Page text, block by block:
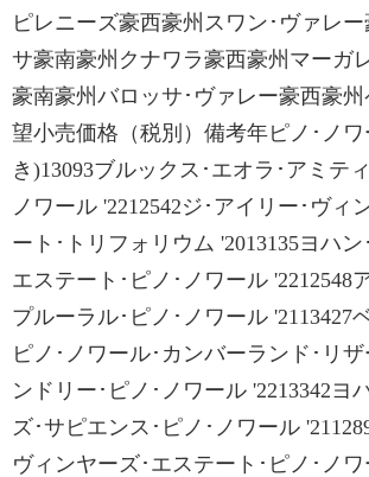
ピレニーズ豪西豪州スワン･ヴァレ
サ豪南豪州クナワラ豪西豪州マーガ
豪南豪州バロッサ･ヴァレー豪西豪
望小売価格（税別）備考年ピノ･ノ
き)13093ブルックス･エオラ･アミテ
ノワール '2212542ジ･アイリー･ヴィ
ート･トリフォリウム '2013135ヨハ
エステート･ピノ･ノワール '2212548
プルーラル･ピノ･ノワール '2113427
ピノ･ノワール･カンバーランド･リザ
ンドリー･ピノ･ノワール '2213342ヨ
ズ･サピエンス･ピノ･ノワール
ヴィンヤーズ･エステート･ピノ･ノワ